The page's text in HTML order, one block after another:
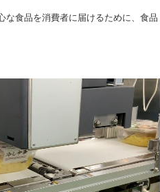
な食品を消費者に届けるために、食品